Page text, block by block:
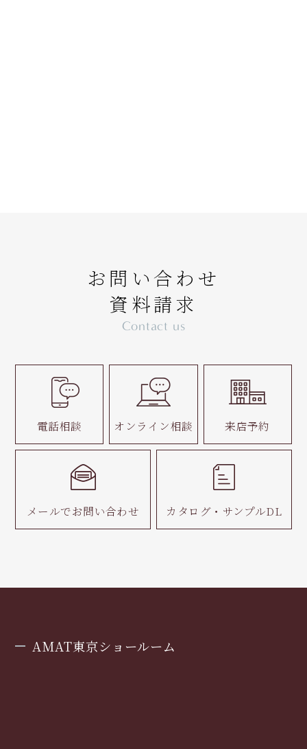
お問い合わせ
資料請求
Contact us
電話相談 オンライン相談 来店予約
メールでお問い合わせ カタログ・ サンプルDL
AMAT東京ショールーム